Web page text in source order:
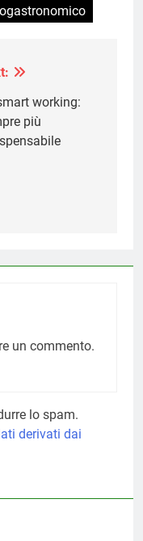
working:
più
un commento.
lo spam.
derivati dai